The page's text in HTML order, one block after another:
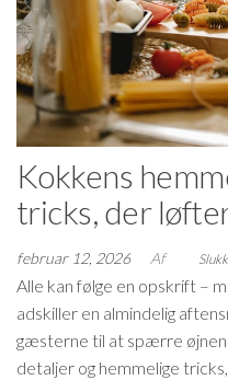
Kokkens
tricks, der
februar 12, 2026 Af
Alle kan følge en opskrift –
adskiller en almindelig
gæsterne til at spærre
detaljer og hemmelige